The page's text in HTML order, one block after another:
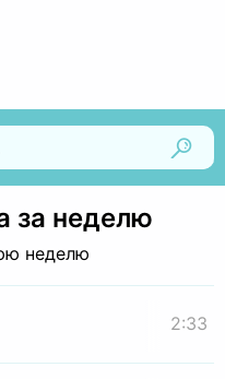
за неделю
неделю
2:33